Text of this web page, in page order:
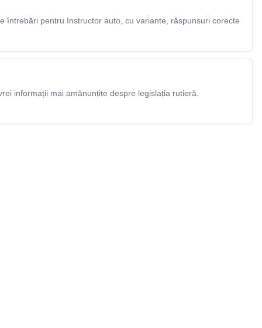
întrebări pentru Instructor auto, cu variante, răspunsuri corecte
informații mai amănunțite despre legislația rutieră.